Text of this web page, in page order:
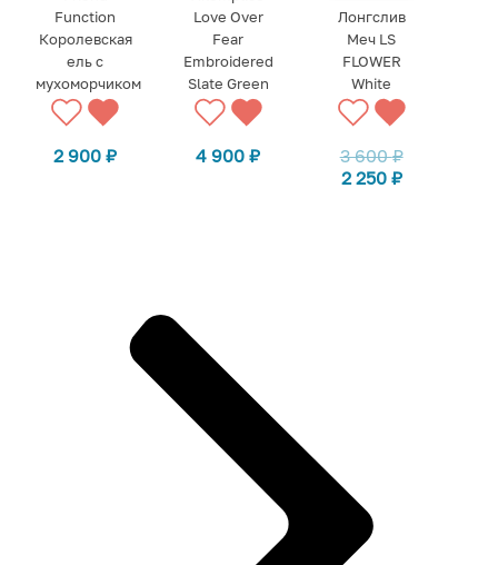
Function
Королевская
ель с
мухоморчиком
2 900₽
Love Over
Fear
Embroidered
Slate Green
4 900₽
Лонгслив
Меч LS
FLOWER
White
3 600₽
2 250 ₽